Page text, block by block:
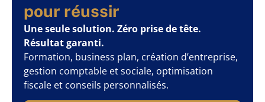
pour réussir
Une seule solution. Zéro prise de tête.
Résultat garanti.
Formation, business plan, création d’entreprise,
gestion comptable et sociale, optimisation
fiscale et conseils personnalisés.